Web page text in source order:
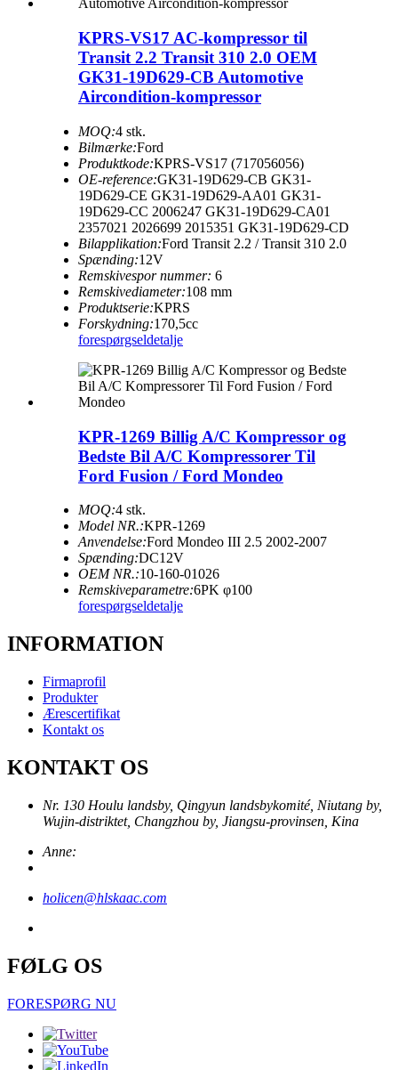
KPRS-VS17 AC-kompressor til
Transit 2.2 Transit 310 2.0 OEM
GK31-19D629-CB Automotive
Aircondition-kompressor
MOQ:4 stk.
Bilmærke:Ford
Produktkode:KPRS-VS17 (717056056)
OE-reference:GK31-19D629-CB GK31-
19D629-CE GK31-19D629-AA01 GK31-
19D629-CC 2006247 GK31-19D629-CA01
2357021 2026699 2015351 GK31-19D629-CD
Bilapplikation:Ford Transit 2.2 / Transit 310 2.0
Spænding:12V
Remskivespor nummer: 6
Remskivediameter:108 mm
Produktserie:KPRS
Forskydning:170,5cc
forespørgseldetalje
KPR-1269 Billig A/C Kompressor og
Bedste Bil A/C Kompressorer Til
Ford Fusion / Ford Mondeo
MOQ:4 stk.
Model NR.:KPR-1269
Anvendelse:Ford Mondeo III 2.5 2002-2007
Spænding:DC12V
OEM NR.:10-160-01026
Remskiveparametre:6PK φ100
forespørgseldetalje
INFORMATION
Firmaprofil
Produkter
Ærescertifikat
Kontakt os
KONTAKT OS
Nr. 130 Houlu landsby, Qingyun landsbykomité, Niutang by,
Wujin-distriktet, Changzhou by, Jiangsu-provinsen, Kina
Anne:
holicen@hlskaac.com
FØLG OS
FORESPØRG NU